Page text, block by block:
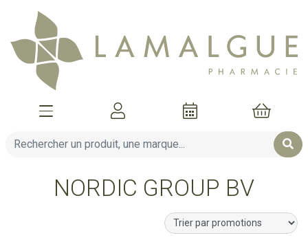
Afficher la navigation
Mon
NORDIC GROUP BV